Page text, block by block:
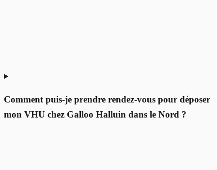
Comment puis-je prendre rendez-vous pour déposer
mon VHU chez Galloo Halluin dans le Nord ?